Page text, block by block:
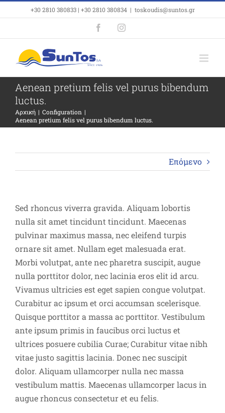
Μετάβαση
στο
+30 2810 380833 | +30 2810 380834 | toskoudis@suntos.gr
FacebookInstagram
Aenean pretium felis vel purus bibendum
luctus.
Αρχική
Configuration
Aenean pretium felis vel purus bibendum luctus.
Επόμενο
Sed rhoncus viverra gravida. Aliquam lobortis
nulla sit amet tincidunt tincidunt. Maecenas
pulvinar maximus massa, nec eleifend turpis
ornare sit amet. Nullam eget malesuada erat.
Morbi volutpat, ante nec pharetra suscipit, augue
nulla porttitor dolor, nec lacinia eros elit id arcu.
Vivamus ultricies est eget sapien congue volutpat.
Curabitur ac ipsum et orci accumsan scelerisque.
Quisque porttitor a massa ac porttitor. Vestibulum
ante ipsum primis in faucibus orci luctus et
ultrices posuere cubilia Curae; Curabitur vitae nibh
vitae justo sagittis lacinia. Donec nec suscipit
dolor. Aliquam ullamcorper nulla nec massa
vestibulum mattis. Maecenas ullamcorper lacus in
augue rhoncus consectetur et eu felis.